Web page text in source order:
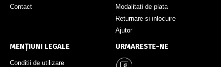
Contact
Modalitati de plata
Returnare si inlocuire
Ajutor
MENȚIUNI LEGALE
Conditii de utilizare
URMARESTE-NE